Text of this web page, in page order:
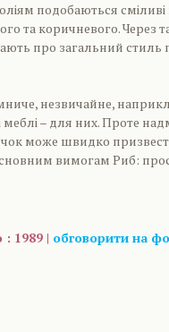
подобаються
та коричневого. Через
про загальний
незвичайне,
меблі – для них. Проте
може швидко
вимогам Риб:
: 1989 | обговорити на